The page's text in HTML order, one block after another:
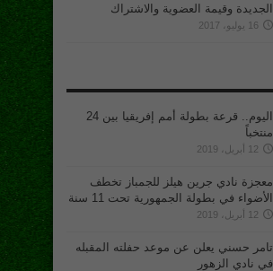
الجديدة وقيمة العضوية والاشتراك
16 يوليو، 2017
اليوم.. قرعة بطولة أمم إفريقيا بين 24
منتخباً
12 أبريل، 2019
معجزة نادي جرين هيلز للجمباز تخطف
الأضواء في بطولة الجمهورية تحت 11 سنة
12 أبريل، 2019
تامر حسني يعلن عن موعد حفلته المقبله
في نادي الزهور